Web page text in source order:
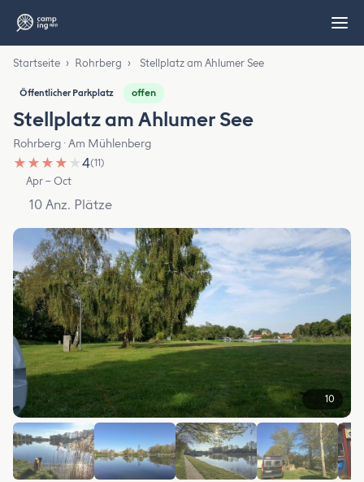
Startseite › Rohrberg › Stellplatz am Ahlumer See
Öffentlicher Parkplatz offen
Stellplatz am Ahlumer See
Rohrberg · Am Mühlenberg
★ ★ ★ ★ ★4(11)
Apr – Oct
10 Anz. Plätze
10